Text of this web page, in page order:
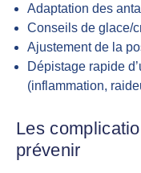
Adaptation des
Conseils de glace/
Ajustement de la
Dépistage rapide
(inflammation,
Les
prévenir